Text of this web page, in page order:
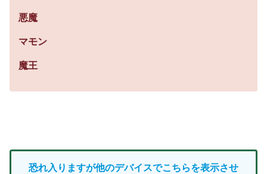
悪魔
マモン
魔王
恐れ入りますが他のデバイスでこちらを表示させ